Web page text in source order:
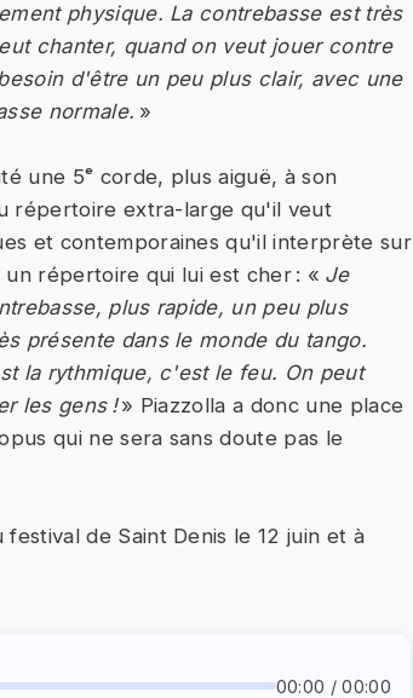
physique. La contrebasse est très
chanter, quand on veut jouer contre
d'être un peu plus clair, avec une
normale. »
une 5ᵉ corde, plus aiguë, à son
répertoire extra-large qu'il veut
et contemporaines qu'il interprète sur
répertoire qui lui est cher : « Je
plus rapide, un peu plus
présente dans le monde du tango.
la rythmique, c'est le feu. On peut
les gens !» Piazzolla a donc une place
qui ne sera sans doute pas le
de Saint Denis le 12 juin et à
00:00 / 00:00